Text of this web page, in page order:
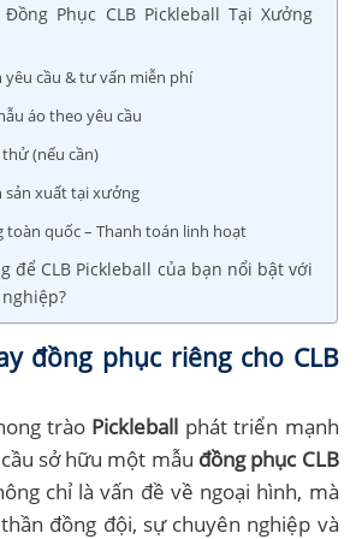
Phục CLB Pickleball Tại Xưởng
yêu cầu & tư vấn miễn phí
áo theo yêu cầu
(nếu cần)
sản xuất tại xưởng
toàn quốc – Thanh toán linh hoạt
để CLB Pickleball của bạn nổi bật với
đồng phục riêng cho CLB
trào Pickleball phát triển mạnh
sở hữu một mẫu đồng phục CLB
chỉ là vấn đề về ngoại hình, mà
đồng đội, sự chuyên nghiệp và